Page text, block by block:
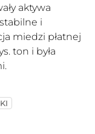
aktywa
i
miedzi płatnej
ton i była